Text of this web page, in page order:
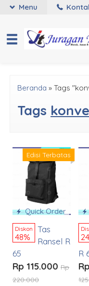
Menu
Beranda » Tags
Tags
Quick Order
Edisi Terbatas
Diskon
48%
Tas
Ransel R
65
Rp 115.000 Rp
220.000
R